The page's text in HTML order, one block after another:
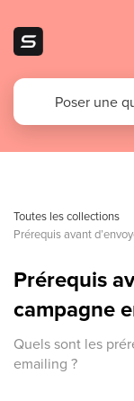
Toutes les collections
Prérequis avant
Prérequis
campagne
Quels sont les
emailing ?